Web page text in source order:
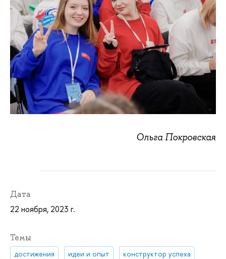
Ольга Покровская
Дата
22 ноября, 2023 г.
Темы
достижения идеи и опыт
конструктор успеха